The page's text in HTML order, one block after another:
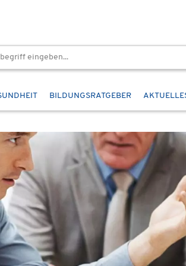
BILDUNGSRATGEBER